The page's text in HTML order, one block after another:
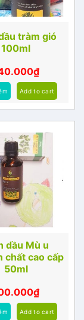
tràm gió
100ml
₫
Add to cart
dầu Mù u
chất cao cấp
50ml
₫
Add to cart